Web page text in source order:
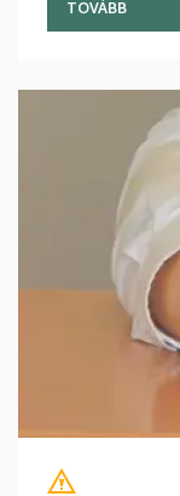
TOVÁBB